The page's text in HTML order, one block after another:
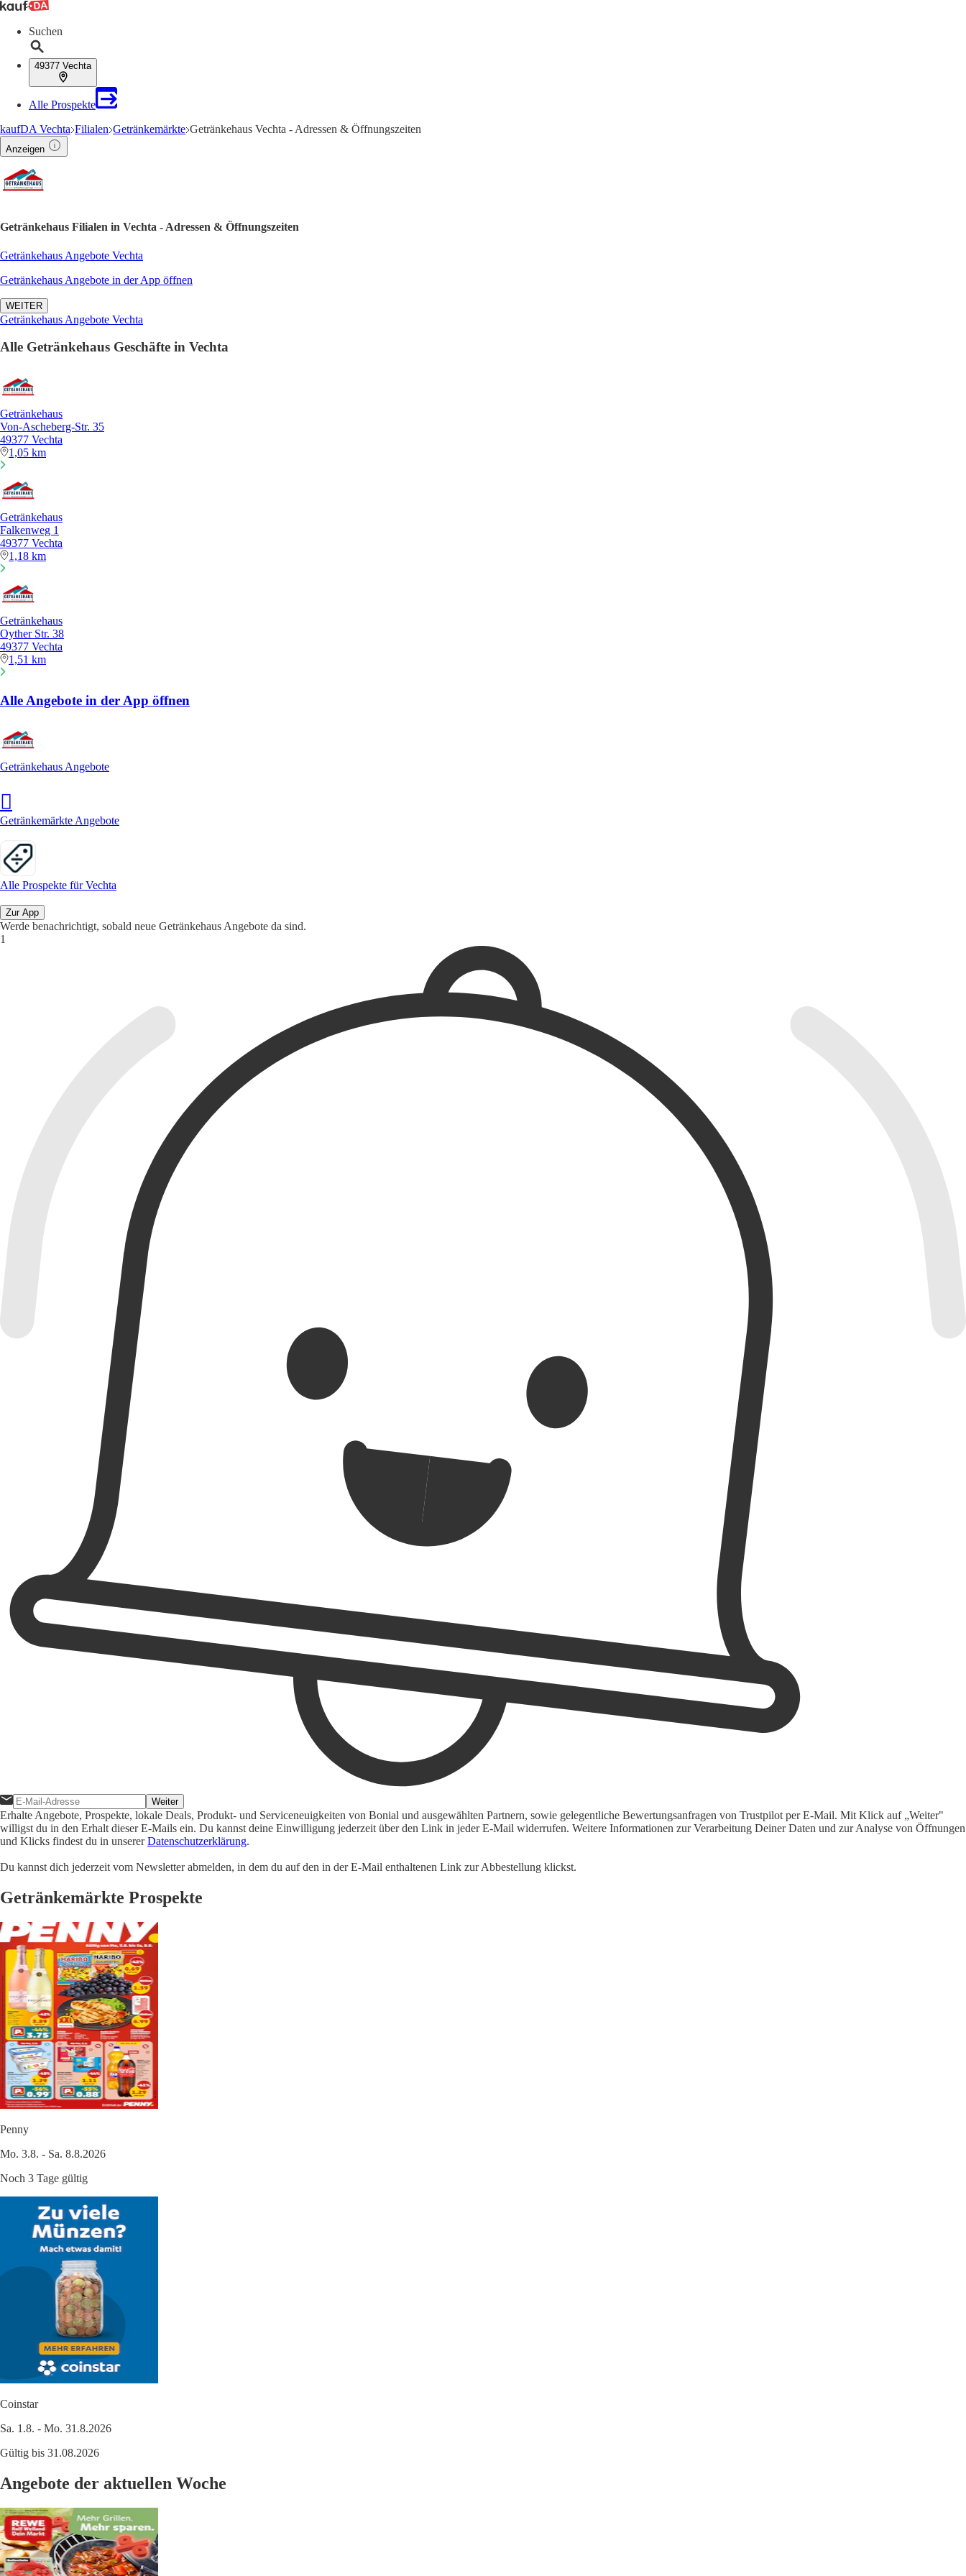
Suchen
49377 Vechta
Alle Prospekte
kaufDA Vechta Filialen Getränkemärkte Getränkehaus Vechta - Adressen & Öffnungszeiten
Anzeigen
Getränkehaus Filialen in Vechta - Adressen & Öffnungszeiten
Getränkehaus Angebote Vechta
Getränkehaus Angebote in der App öffnen
WEITER
Getränkehaus Angebote Vechta
Alle Getränkehaus Geschäfte in Vechta
Getränkehaus
Von-Ascheberg-Str. 35
49377 Vechta
1,05 km
Getränkehaus
Falkenweg 1
49377 Vechta
1,18 km
Getränkehaus
Oyther Str. 38
49377 Vechta
1,51 km
Alle Angebote in der App öffnen
Getränkehaus Angebote
Getränkemärkte Angebote
Alle Prospekte für Vechta
Zur App
Werde benachrichtigt, sobald neue Getränkehaus Angebote da sind.
Weiter
Erhalte Angebote, Prospekte, lokale Deals, Produkt- und Serviceneuigkeiten von Bonial und ausgewählten Partnern, sowie gelegentliche Bewertungsanfragen von Trustpilot per E-Mail. Mit Klick auf „Weiter"
willigst du in den Erhalt dieser E-Mails ein. Du kannst deine Einwilligung jederzeit über den Link in jeder E-Mail widerrufen. Weitere Informationen zur Verarbeitung Deiner Daten und zur Analyse von Öffnungen
und Klicks findest du in unsererDatenschutzerklärung.
Du kannst dich jederzeit vom Newsletter abmelden, in dem du auf den in der E-Mail enthaltenen Link zur Abbestellung klickst.
Getränkemärkte Prospekte
Penny
Mo. 3.8. - Sa. 8.8.2026
Noch 3 Tage gültig
Coinstar
Sa. 1.8. - Mo. 31.8.2026
Gültig bis 31.08.2026
Angebote der aktuellen Woche